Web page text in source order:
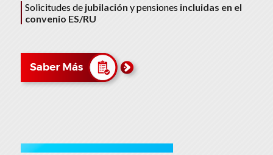
Solicitudes de jubilación y pensiones incluidas en el
convenio ES/RU